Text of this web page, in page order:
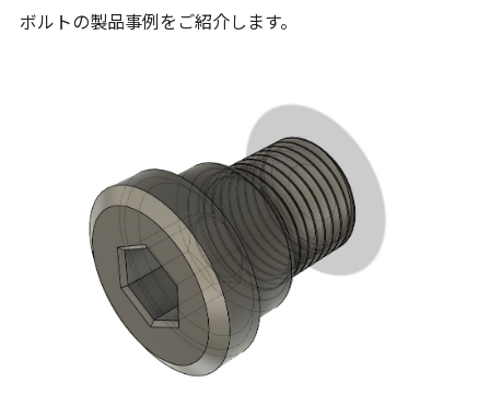
ボルトの製品事例をご紹介します。